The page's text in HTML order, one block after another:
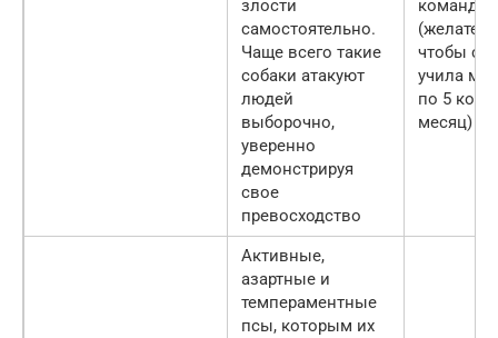
злости
самостоятельно.
Чаще всего такие
собаки атакуют
людей
выборочно,
уверенно
демонстрируя
свое
превосходство
команд
чтобы
учила
по 5
месяц)
Активные,
азартные и
темпераментные
псы, которым их